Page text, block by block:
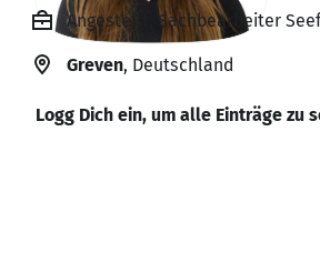
Angestellt, Sachbearbeiter
Greven, Deutschland
Logg Dich ein, um alle Einträge zu